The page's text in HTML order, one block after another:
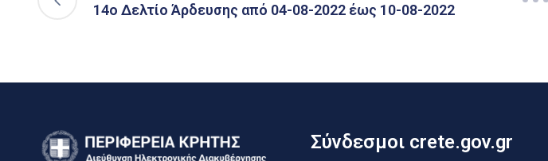
14ο Δελτίο Άρδευσης από 04-08-2022 έως 10-08-2022
Σύνδεσμοι crete.gov.gr